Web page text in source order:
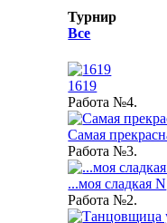
Турнир
Все
1619
Работа №4.
Самая
Работа №3.
...моя сладкая N
Работа №2.